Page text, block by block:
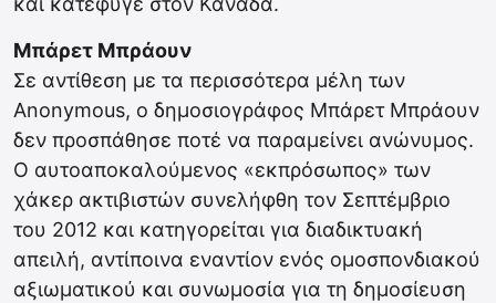
Μπάρετ Μπράουν
Σε αντίθεση με τα περισσότερα μέλη των
Anonymous, ο δημοσιογράφος Μπάρετ Μπράουν
δεν προσπάθησε ποτέ να παραμείνει ανώνυμος.
Ο αυτοαποκαλούμενος «εκπρόσωπος» των
χάκερ ακτιβιστών συνελήφθη τον Σεπτέμβριο
του 2012 και κατηγορείται για διαδικτυακή
απειλή, αντίποινα εναντίον ενός ομοσπονδιακού
αξιωματικού και συνωμοσία για τη δημοσίευση